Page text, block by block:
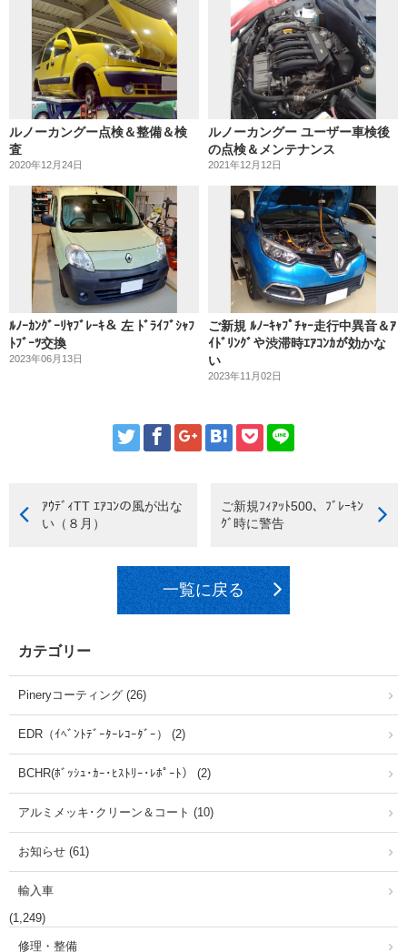
ルノーカングー点検＆整備＆検
査
2020年12月24日
ルノーカングー ユーザー車検後
の点検＆メンテナンス
2021年12月12日
ﾙﾉｰｶﾝｸﾞｰﾘﾔﾌﾞﾚｰｷ＆ 左 ﾄﾞﾗｲﾌﾞｼｬﾌ
ﾄﾌﾞｰﾂ交換
2023年06月13日
ご新規 ﾙﾉｰｷｬﾌﾟﾁｬｰ走行中異音＆ｱ
ｲﾄﾞﾘﾝｸﾞや渋滞時ｴｱｺﾝｶが効かな
い
2023年11月02日
ｱｳﾃﾞｨTT ｴｱｺﾝの風が出な
い（８月）
ご新規ﾌｨｱｯﾄ500、ﾌﾞﾚｰｷﾝ
ｸﾞ時に警告
一覧に戻る
カテゴリー
Pineryコーティング (26)
EDR（ｲﾍﾞﾝﾄﾃﾞｰﾀｰﾚｺｰﾀﾞｰ） (2)
BCHR(ﾎﾞｯｼｭ･ｶｰ･ﾋｽﾄﾘｰ･ﾚﾎﾟｰﾄ） (2)
アルミメッキ･クリーン＆コート (10)
お知らせ (61)
輸入車
(1,249)
修理・整備